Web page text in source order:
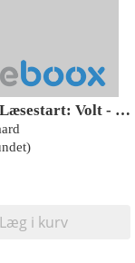
Carlsens Læsestart: Volt - Fanget af Doktor Død
Læg i kurv